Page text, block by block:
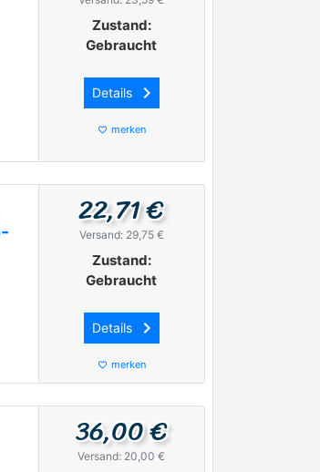
Zustand:
Gebraucht
Details keyboard_arrow_right
favorite_border merken
22,71 €
Versand: 29,75 €
Zustand:
Gebraucht
Details keyboard_arrow_right
favorite_border merken
36,00 €
Versand: 20,00 €